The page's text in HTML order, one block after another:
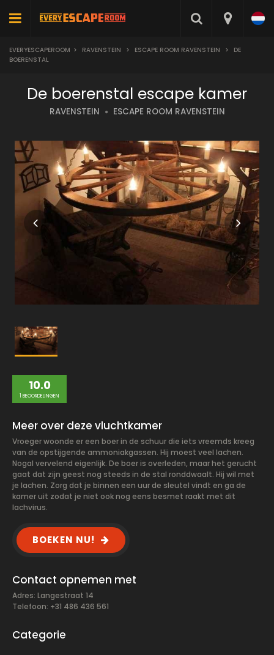
EVERYESCAPEROOM > RAVENSTEIN > ESCAPE ROOM RAVENSTEIN >
DE
BOERENSTAL
De boerenstal escape kamer
RAVENSTEIN ESCAPE ROOM RAVENSTEIN
10.0
1 BEOORDELINGEN
Meer over deze vluchtkamer
Vroeger woonde er een boer in de schuur die iets vreemds kreeg
van de opstijgende ammoniakgassen. Hij moest veel lachen.
Nogal vervelend eigenlijk. De boer is overleden, maar het gerucht
gaat dat zijn geest nog steeds in de stal ronddwaalt. Hij wil met
je lachen. Zorg dat je binnen een uur de sleutel vindt en ga de
kamer uit zodat je niet ook nog eens besmet raakt met dit
lachvirus.
BOEKEN NU!
Contact opnemen met
Adres: Langestraat 14
Telefoon: +31 486 436 561
Categorie